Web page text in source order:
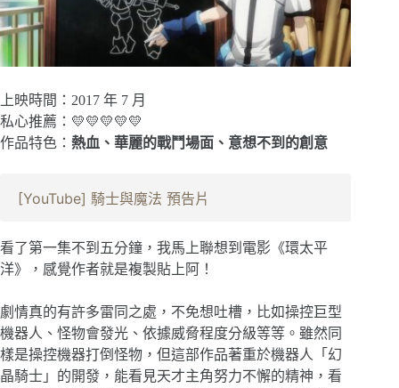
上映時間：2017 年 7 月
私心推薦：💛💛💛💛💛
作品特色： 熱血、華麗的戰鬥場面、意想不到的創意
[YouTube] 騎士與魔法 預告片
看了第一集不到五分鐘，我馬上聯想到電影《環太平
洋》，感覺作者就是複製貼上阿！
劇情真的有許多雷同之處，不免想吐槽，比如操控巨型
機器人、怪物會發光、依據威脅程度分級等等。雖然同
樣是操控機器打倒怪物，但這部作品著重於機器人「幻
晶騎士」的開發，能看見天才主角努力不懈的精神，看